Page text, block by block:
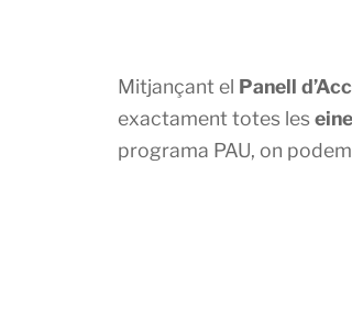
Mitjançant el Panell
exactament totes les
programa PAU, on